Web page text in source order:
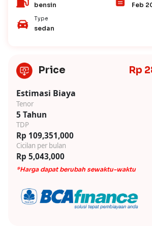
bensin Feb
Type
sedan
Price Rp
Estimasi Biaya
Tenor
5 Tahun
TDP
Rp 109,351,000
Cicilan per bulan
Rp 5,043,000
*Harga dapat berubah sewaktu-waktu